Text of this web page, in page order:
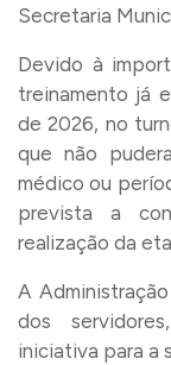
Secretaria
Devido à
treinamento já
de 2026, no
que não
médico ou
prevista a
realização da
A
dos
iniciativa para a